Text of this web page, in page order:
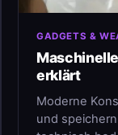
GADGETS &
erklärt
Moderne
und